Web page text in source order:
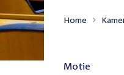
Home
Motie